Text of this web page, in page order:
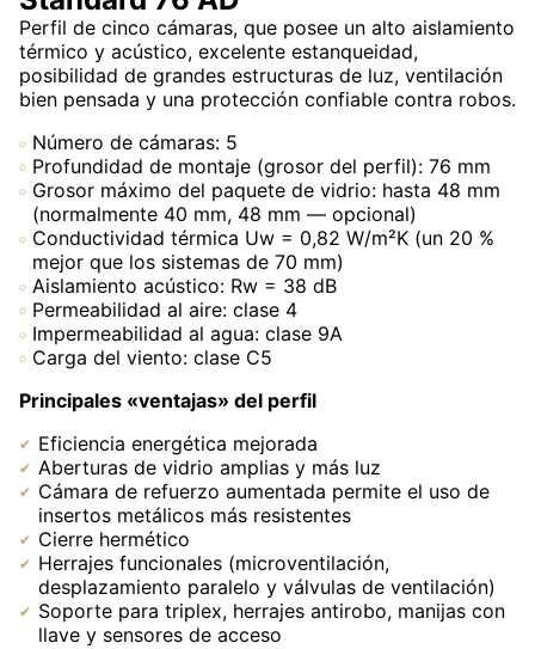
Perfil de cinco cámaras, que posee un alto aislamiento
térmico y acústico, excelente estanqueidad,
posibilidad de grandes estructuras de luz, ventilación
bien pensada y una protección confiable contra robos.
Número de cámaras: 5
Profundidad de montaje (grosor del perfil): 76 mm
Grosor máximo del paquete de vidrio: hasta 48 mm
(normalmente 40 mm, 48 mm — opcional)
Conductividad térmica Uw = 0,82 W/m²K (un 20 %
mejor que los sistemas de 70 mm)
Aislamiento acústico: Rw = 38 dB
Permeabilidad al aire: clase 4
Impermeabilidad al agua: clase 9A
Carga del viento: clase C5
Principales «ventajas» del perfil
Eficiencia energética mejorada
Aberturas de vidrio amplias y más luz
Cámara de refuerzo aumentada permite el uso de
insertos metálicos más resistentes
Cierre hermético
Herrajes funcionales (microventilación,
desplazamiento paralelo y válvulas de ventilación)
Soporte para triplex, herrajes antirobo, manijas con
llave y sensores de acceso